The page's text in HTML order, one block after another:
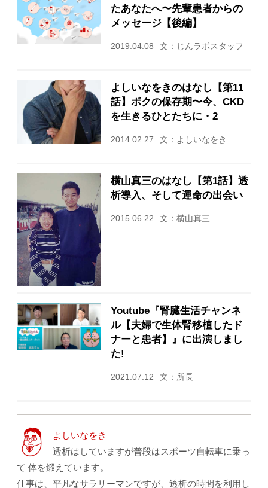
たあなたへ〜先輩患者からの
メッセージ【後編】
2019.04.08 文：じんラボスタッフ
よしいなをきのはなし【第11
話】ボクの保存期〜今、CKD
を生きるひとたちに・2
2014.02.27 文：よしいなをき
横山真三のはなし【第1話】透
析導入、そして運命の出会い
2015.06.22 文：横山真三
Youtube『腎臓生活チャンネ
ル【夫婦で生体腎移植したド
ナーと患者】』に出演しまし
た!
2021.07.12 文：所長
よしいなをき
透析はしていますが普段はスポーツ自転車に乗っ
て 体を鍛えています。
仕事は、平凡なサラリーマンですが、透析の時間を利用し